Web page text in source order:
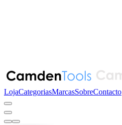
LojaCategoriasMarcasSobreContacto